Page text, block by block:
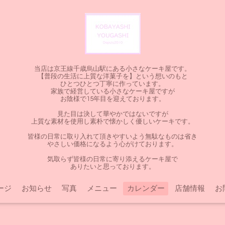
当店は京王線千歳烏山駅にある小さなケーキ屋です。
【普段の生活に上質な洋菓子を】という想いのもと
ひとつひとつ丁寧に作っています。
家族で経営している小さなケーキ屋ですが
お陰様で15年目を迎えております。
見た目は決して華やかではないですが
上質な素材を使用し素朴で懐かしく優しいケーキです。
皆様の日常に取り入れて頂きやすいよう無駄なものは省き
やさしい価格になるよう心がけております。
気取らず皆様の日常に寄り添えるケーキ屋で
ありたいと思っております。
ジ お知らせ 写真 メニュー カレンダー 店舗情報 お